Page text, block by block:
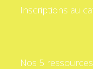
Inscriptions au
Nos 5